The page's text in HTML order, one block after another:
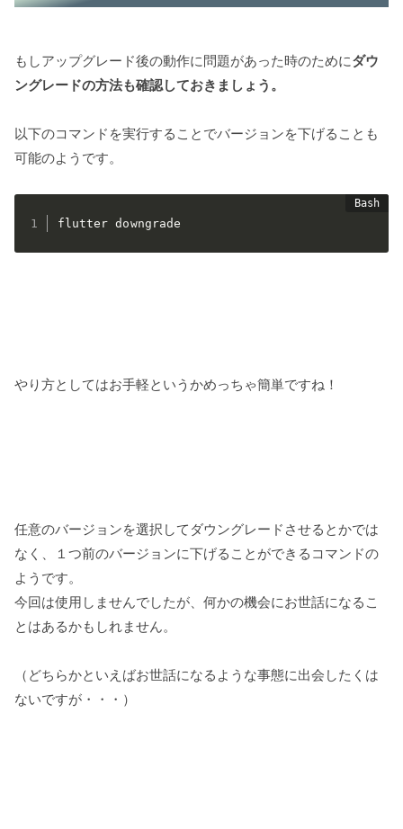
もしアップグレード後の動作に問題があった時のためにダウ
ングレードの方法も確認しておきましょう。
以下のコマンドを実行することでバージョンを下げることも
可能のようです。
flutter downgrade
やり方としてはお手軽というかめっちゃ簡単ですね！
任意のバージョンを選択してダウングレードさせるとかでは
なく、１つ前のバージョンに下げることができるコマンドの
ようです。
今回は使用しませんでしたが、何かの機会にお世話になるこ
とはあるかもしれません。
（どちらかといえばお世話になるような事態に出会したくは
ないですが・・・）